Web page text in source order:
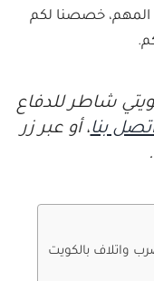
المهم، خصصنا لكم
شاطر للدفاع
بنا، أو عبر زر
واتلاف بالكويت